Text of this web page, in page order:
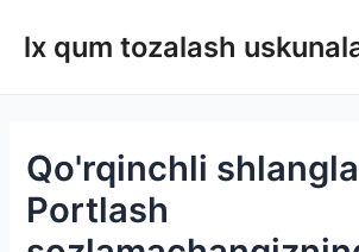
oʻtishlx qum tozalash
Qo'rqinchli
Portlash